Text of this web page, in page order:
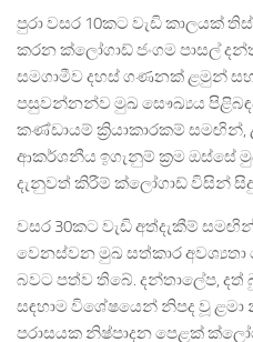
පුරා වසර 10කට වැඩි කාලයක්
කරන ක්ලෝගාඩ් ජංගම පාසල්
සමගාමීව දහස් ගණනක් ළමුන්
පසුවන්නන්ව මුඛ සෞඛ්‍යය
කණ්ඩායම් ක්‍රියාකාරකම්
ආකර්ශනීය ඉගැනුම් ක්‍රම ඔස්සේ
දැනුවත් කිරීම් ක්ලෝගාඩ් විසින්
වසර 30කට වැඩි අත්දැකීම්
වෙනස්වන මුඛ සත්කාර
බවට පත්ව තිබේ. දන්තාලේප, දත්
සඳහාම විශේෂයෙන් නිපද වූ
පරාසයක නිෂ්පාදන පෙළක්